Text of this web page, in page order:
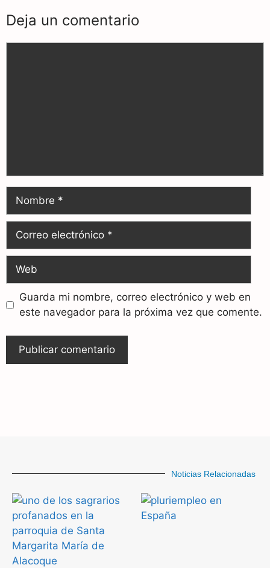
Deja un comentario
Guarda mi nombre, correo electrónico y web en
este navegador para la próxima vez que comente.
Noticias Relacionadas